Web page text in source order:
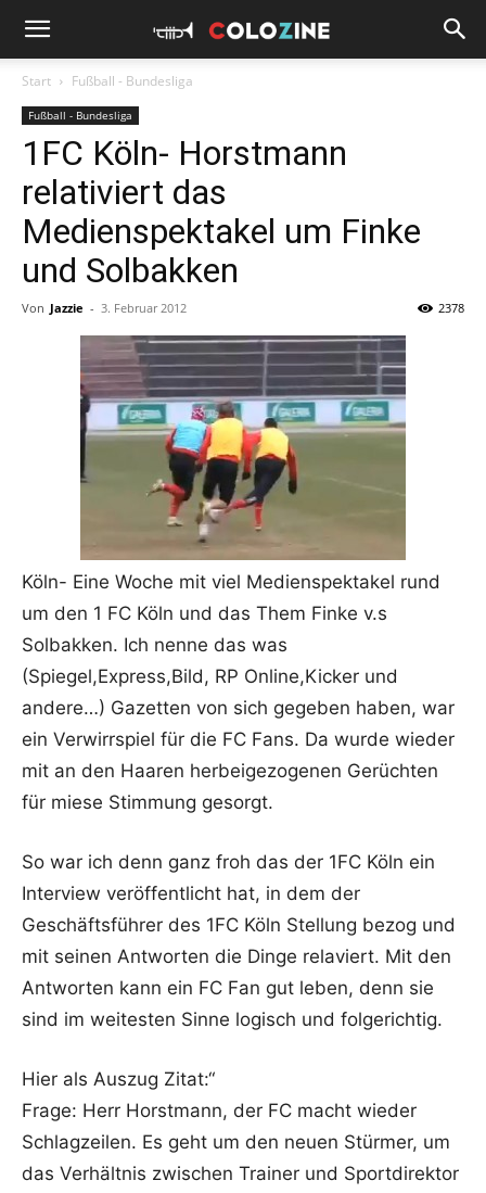
Start Fußball - Bundesliga
Fußball - Bundesliga
1FC Köln- Horstmann
relativiert das
Medienspektakel um Finke
und Solbakken
Von Jazzie - 3. Februar 2012 2378
Köln- Eine Woche mit viel Medienspektakel rund
um den 1 FC Köln und das Them Finke v.s
Solbakken. Ich nenne das was
(Spiegel,Express,Bild, RP Online,Kicker und
andere…) Gazetten von sich gegeben haben, war
ein Verwirrspiel für die FC Fans. Da wurde wieder
mit an den Haaren herbeigezogenen Gerüchten
für miese Stimmung gesorgt.
So war ich denn ganz froh das der 1FC Köln ein
Interview veröffentlicht hat, in dem der
Geschäftsführer des 1FC Köln Stellung bezog und
mit seinen Antworten die Dinge relaviert. Mit den
Antworten kann ein FC Fan gut leben, denn sie
sind im weitesten Sinne logisch und folgerichtig.
Hier als Auszug Zitat:“
Frage: Herr Horstmann, der FC macht wieder
Schlagzeilen. Es geht um den neuen Stürmer, um
das Verhältnis zwischen Trainer und Sportdirektor